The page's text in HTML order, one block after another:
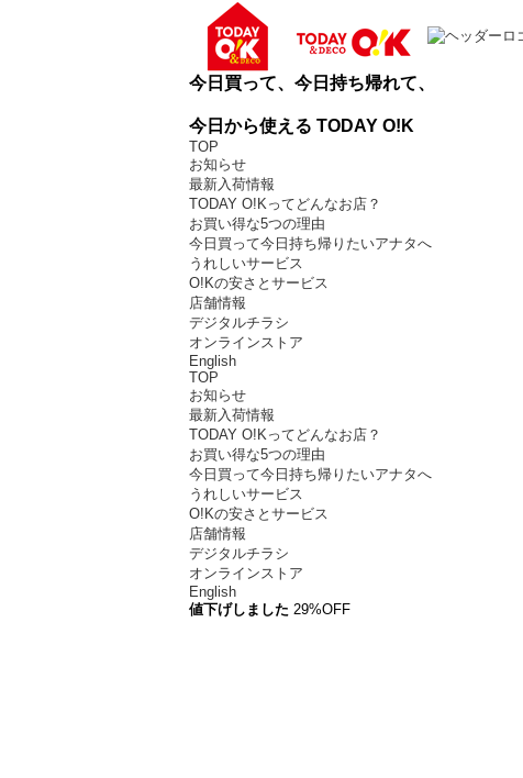
今日買って、今日持ち帰れて、
今日から使える TODAY O!K
TOP
お知らせ
最新入荷情報
TODAY O!Kってどんなお店？
お買い得な5つの理由
今日買って今日持ち帰りたいアナタへ
うれしいサービス
O!Kの安さとサービス
店舗情報
デジタルチラシ
オンラインストア
English
TOP
お知らせ
最新入荷情報
TODAY O!Kってどんなお店？
お買い得な5つの理由
今日買って今日持ち帰りたいアナタへ
うれしいサービス
O!Kの安さとサービス
店舗情報
デジタルチラシ
オンラインストア
English
値下げしました 29%OFF